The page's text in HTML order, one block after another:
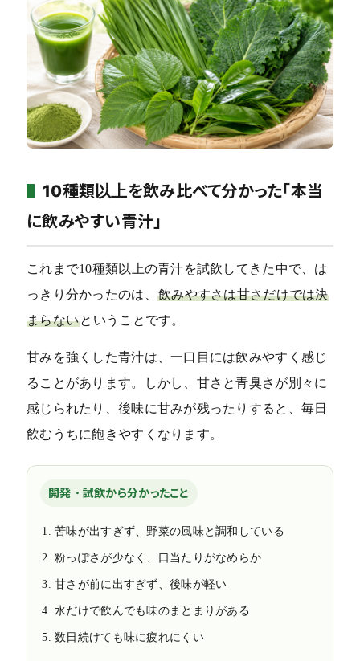
10種類以上を飲み比べて分かった「本当
に飲みやすい青汁」
これまで10種類以上の青汁を試飲してきた中で、は
っきり分かったのは、 飲みやすさは甘さだけでは決
まらないということです。
甘みを強くした青汁は、一口目には飲みやすく感じ
ることがあります。しかし、甘さと青臭さが別々に
感じられたり、後味に甘みが残ったりすると、毎日
飲むうちに飽きやすくなります。
開発・試飲から分かったこと
苦味が出すぎず、野菜の風味と調和している
粉っぽさが少なく、口当たりがなめらか
甘さが前に出すぎず、後味が軽い
水だけで飲んでも味のまとまりがある
数日続けても味に疲れにくい